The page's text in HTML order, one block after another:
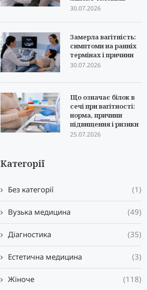
30.07.2026
Замерла вагітність:
симптоми на ранніх
термінах і причини
30.07.2026
Що означає білок в
сечі при вагітності:
норма, причини
підвищення і ризики
25.07.2026
Категорії
Без категорії (1)
Вузька медицина (49)
Діагностика (35)
Естетична медицина (3)
Жіноче (118)